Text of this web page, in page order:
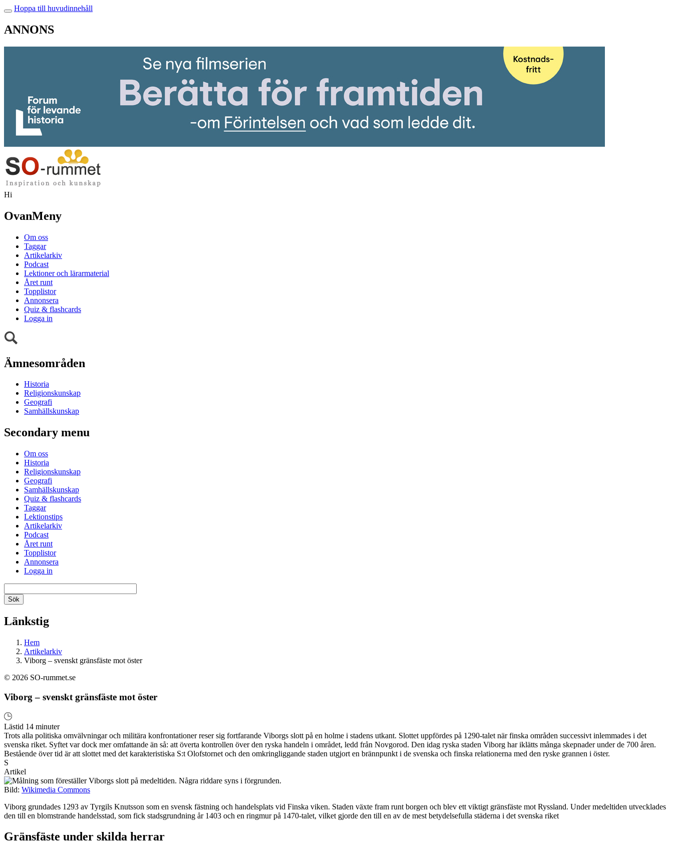
Hoppa till huvudinnehåll
ANNONS
Hi
OvanMeny
Om oss
Taggar
Artikelarkiv
Podcast
Lektioner och lärarmaterial
Året runt
Topplistor
Annonsera
Quiz & flashcards
Logga in
Ämnesområden
Historia
Religionskunskap
Geografi
Samhällskunskap
Secondary menu
Om oss
Historia
Religionskunskap
Geografi
Samhällskunskap
Quiz & flashcards
Taggar
Lektionstips
Artikelarkiv
Podcast
Året runt
Topplistor
Annonsera
Logga in
Länkstig
Hem
Artikelarkiv
Viborg – svenskt gränsfäste mot öster
© 2026 SO-rummet.se
Viborg – svenskt gränsfäste mot öster
Lästid 14 minuter
Trots alla politiska omvälvningar och militära konfrontationer reser sig fortfarande Viborgs slott på en holme i stadens utkant. Slottet uppfördes på 1290-talet när finska områden successivt inlemmades i det
svenska riket. Syftet var dock mer omfattande än så: att överta kontrollen över den ryska handeln i området, ledd från Novgorod. Den idag ryska staden Viborg har iklätts många skepnader under de 700 åren.
Bestående över tid är att slottet med det karakteristiska S:t Olofstornet och den omkringliggande staden utgjort en brännpunkt i de svenska och finska relationerna med den ryske grannen i öster.
S
Artikel
Bild: Wikimedia Commons
Viborg grundades 1293 av Tyrgils Knutsson som en svensk fästning och handelsplats vid Finska viken. Staden växte fram runt borgen och blev ett viktigt gränsfäste mot Ryssland. Under medeltiden utvecklades
den till en blomstrande handelsstad, som fick stadsgrundning år 1403 och en ringmur på 1470-talet, vilket gjorde den till en av de mest betydelsefulla städerna i det svenska riket
Gränsfäste under skilda herrar